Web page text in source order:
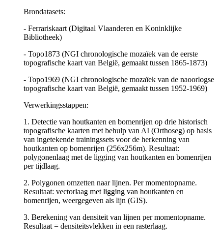
Brondatasets:
- Ferrariskaart (Digitaal Vlaanderen en Koninklijke
Bibliotheek)
- Topo1873 (NGI chronologische mozaïek van de eerste
topografische kaart van België, gemaakt tussen 1865-1873)
- Topo1969 (NGI chronologische mozaïek van de naoorlogse
topografische kaart van België, gemaakt tussen 1952-1969)
Verwerkingsstappen:
1. Detectie van houtkanten en bomenrijen op drie historisch
topografische kaarten met behulp van AI (Orthoseg) op basis
van ingetekende trainingssets voor de herkenning van
houtkanten op bomenrijen (256x256m). Resultaat:
polygonenlaag met de ligging van houtkanten en bomenrijen
per tijdlaag.
2. Polygonen omzetten naar lijnen. Per momentopname.
Resultaat: vectorlaag met ligging van houtkanten en
bomenrijen, weergegeven als lijn (GIS).
3. Berekening van densiteit van lijnen per momentopname.
Resultaat = densiteitsvlekken in een rasterlaag.